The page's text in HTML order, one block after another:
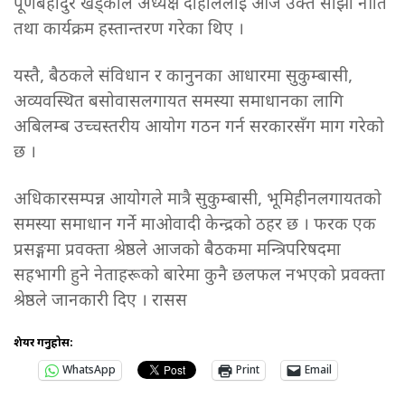
पूर्णबहादुर खड्काले अध्यक्ष दाहाललाई आजै उक्त साझा नीति
तथा कार्यक्रम हस्तान्तरण गरेका थिए ।
यस्तै, बैठकले संविधान र कानुनका आधारमा सुकुम्बासी,
अव्यवस्थित बसोवासलगायत समस्या समाधानका लागि
अबिलम्ब उच्चस्तरीय आयोग गठन गर्न सरकारसँग माग गरेको
छ ।
अधिकारसम्पन्न आयोगले मात्रै सुकुम्बासी, भूमिहीनलगायतको
समस्या समाधान गर्ने माओवादी केन्द्रको ठहर छ । फरक एक
प्रसङ्गमा प्रवक्ता श्रेष्ठले आजको बैठकमा मन्त्रिपरिषदमा
सहभागी हुने नेताहरूको बारेमा कुनै छलफल नभएको प्रवक्ता
श्रेष्ठले जानकारी दिए । रासस
शेयर गर्नुहोस:
WhatsApp
Print Email